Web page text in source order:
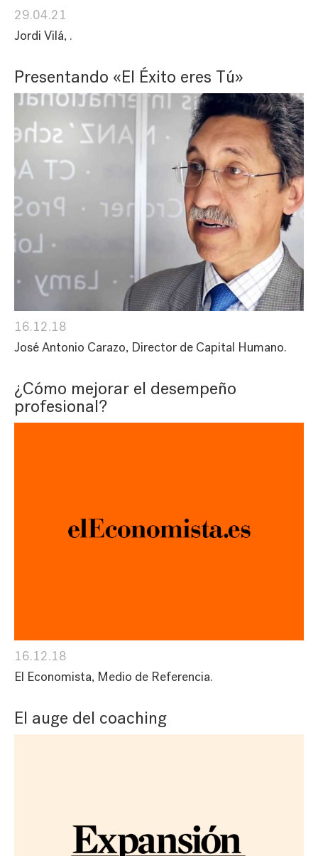
29.04.21
Jordi Vilá, .
Presentando «El Éxito eres Tú»
16.12.18
José Antonio Carazo, Director de Capital Humano.
¿Cómo mejorar el desempeño
profesional?
16.12.18
El Economista, Medio de Referencia.
El auge del coaching